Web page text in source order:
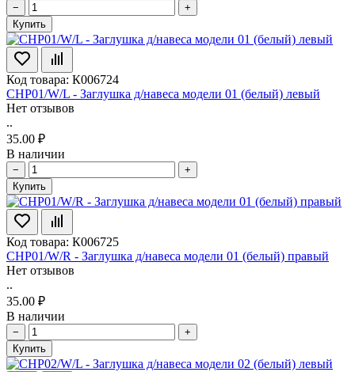
−
+
Купить
Код товара: К006724
CHP01/W/L - Заглушка д/навеса модели 01 (белый) левый
Нет отзывов
..
35.00 ₽
В наличии
−
+
Купить
Код товара: К006725
CHP01/W/R - Заглушка д/навеса модели 01 (белый) правый
Нет отзывов
..
35.00 ₽
В наличии
−
+
Купить